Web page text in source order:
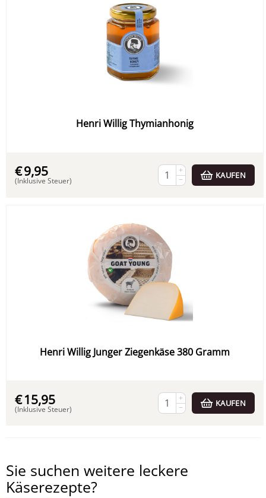
Henri Willig Thymianhonig
€9,95
(Inklusive Steuer)
+
−
KAUFEN
Henri Willig Junger Ziegenkäse 380 Gramm
€15,95
(Inklusive Steuer)
+
−
KAUFEN
Sie suchen weitere leckere
Käserezepte?